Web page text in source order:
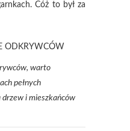
Cóż to był za
warto
pełnych
i mieszkańców